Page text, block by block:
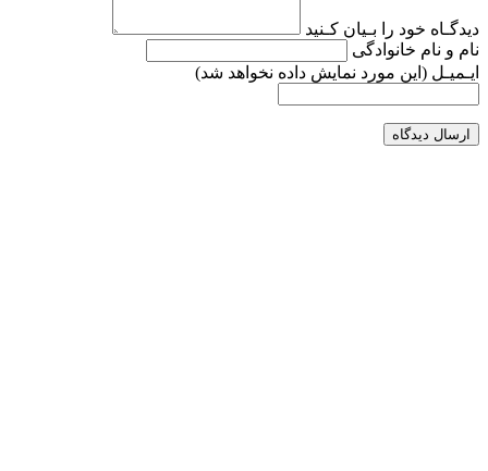
دیدگـاه خود را بـیان کـنید
نام و نام خانوادگی
ایـمیـل (این مورد نمایش داده نخواهد شد)
ارسال دیدگاه